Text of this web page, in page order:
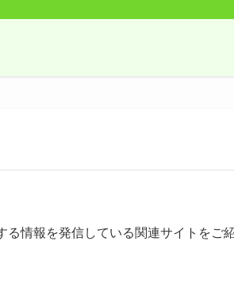
情報を発信している関連サイトをご